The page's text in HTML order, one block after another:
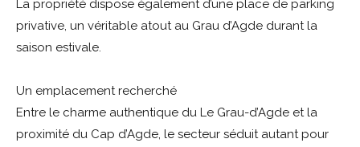
La propriété dispose également d’une place de parking
privative, un véritable atout au Grau d’Agde durant la
saison estivale.
Un emplacement recherché
Entre le charme authentique du Le Grau-d’Agde et la
proximité du Cap d’Agde, le secteur séduit autant pour